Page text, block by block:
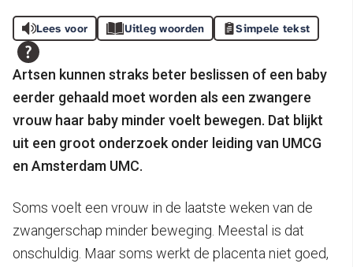
Lees voor Uitleg woorden Simpele tekst
Artsen kunnen straks beter beslissen of een baby
eerder gehaald moet worden als een zwangere
vrouw haar baby minder voelt bewegen. Dat blijkt
uit een groot onderzoek onder leiding van UMCG
en Amsterdam UMC.
Soms voelt een vrouw in de laatste weken van de
zwangerschap minder beweging. Meestal is dat
onschuldig. Maar soms werkt de placenta niet goed,